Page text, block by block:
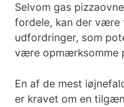
Selvom gas
fordele, kan der være
udfordringer, som
være opmærksomme
En af de mest
er kravet om en